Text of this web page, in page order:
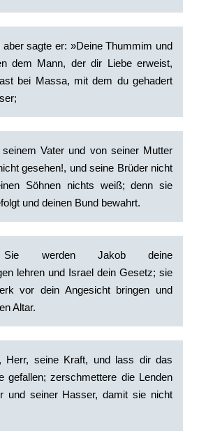
aber sagte er: »Deine Thummim und
dem Mann, der dir Liebe erweist,
bei Massa, mit dem du gehadert
Vater und von seiner Mutter
gesehen!, und seine Brüder nicht
Söhnen nichts weiß; denn sie
und deinen Bund bewahrt.
werden Jakob deine
lehren und Israel dein Gesetz; sie
vor dein Angesicht bringen und
Altar.
Herr, seine Kraft, und lass dir das
gefallen; zerschmettere die Lenden
und seiner Hasser, damit sie nicht